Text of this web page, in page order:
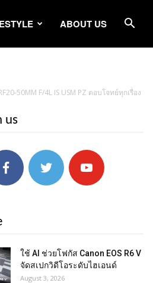
ABOUT US
50MM F/4L IS USM PZ ตอบโจทย์ทุกเรื่อง
us
ใช้ AI ช่วยโฟกัส Canon EOS R6 V
จัดสเปกวิดีโอระดับไฮเอนด์
August 3, 2026